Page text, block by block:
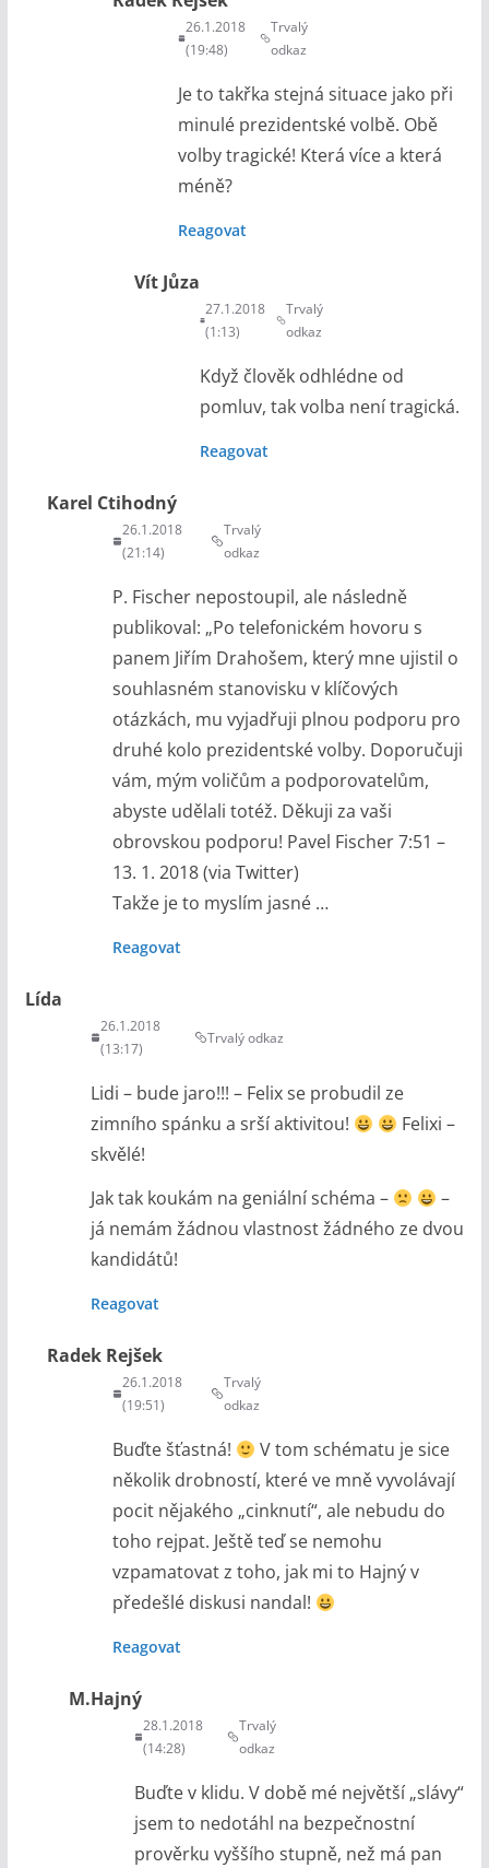
26.1.2018
(19:48)
Trvalý
odkaz
Je to takřka stejná situace jako při
minulé prezidentské volbě. Obě
volby tragické! Která více a která
méně?
Reagovat
Vít Jůza
27.1.2018
(1:13)
Trvalý
odkaz
Když člověk odhlédne od
pomluv, tak volba není tragická.
Reagovat
Karel Ctihodný
26.1.2018
(21:14)
Trvalý
odkaz
P. Fischer nepostoupil, ale následně
publikoval: „Po telefonickém hovoru s
panem Jiřím Drahošem, který mne ujistil o
souhlasném stanovisku v klíčových
otázkách, mu vyjadřuji plnou podporu pro
druhé kolo prezidentské volby. Doporučuji
vám, mým voličům a podporovatelům,
abyste udělali totéž. Děkuji za vaši
obrovskou podporu! Pavel Fischer 7:51 –
13. 1. 2018 (via Twitter)
Takže je to myslím jasné …
Reagovat
Lída
26.1.2018
(13:17)
Trvalý odkaz
Lidi – bude jaro!!! – Felix se probudil ze
zimního spánku a srší aktivitou!
Felixi –
skvělé!
Jak tak koukám na geniální schéma –
–
já nemám žádnou vlastnost žádného ze dvou
kandidátů!
Reagovat
Radek Rejšek
26.1.2018
(19:51)
Trvalý
odkaz
Buďte šťastná!
V tom schématu je sice
několik drobností, které ve mně vyvolávají
pocit nějakého „cinknutí“, ale nebudu do
toho rejpat. Ještě teď se nemohu
vzpamatovat z toho, jak mi to Hajný v
předešlé diskusi nandal!
Reagovat
M.Hajný
28.1.2018
(14:28)
Trvalý
odkaz
Buďte v klidu. V době mé největší „slávy“
jsem to nedotáhl na bezpečnostní
prověrku vyššího stupně, než má pan